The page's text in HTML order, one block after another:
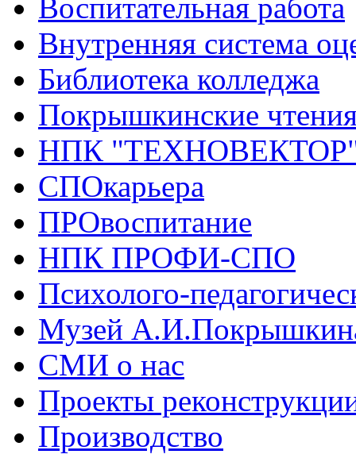
Воспитательная работа
Внутренняя система
Библиотека колледжа
Покрышкинские
НПК
СПОкарьера
ПРОвоспитание
НПК ПРОФИ-СПО
Психолого-
Музей
СМИ о нас
Проекты
Производство